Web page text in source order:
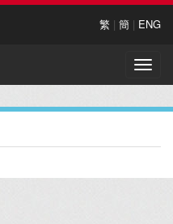
繁 | 簡 | ENG
Toggle